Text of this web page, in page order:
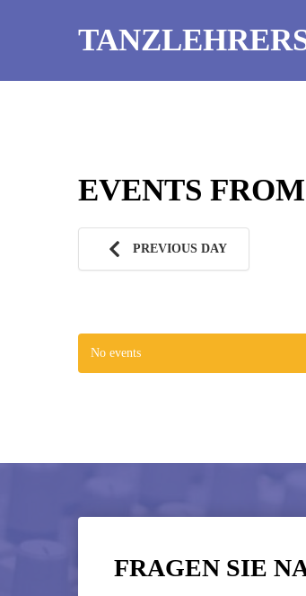
EVENTS
PREVIOUS DAY
No events
FRAGEN SIE